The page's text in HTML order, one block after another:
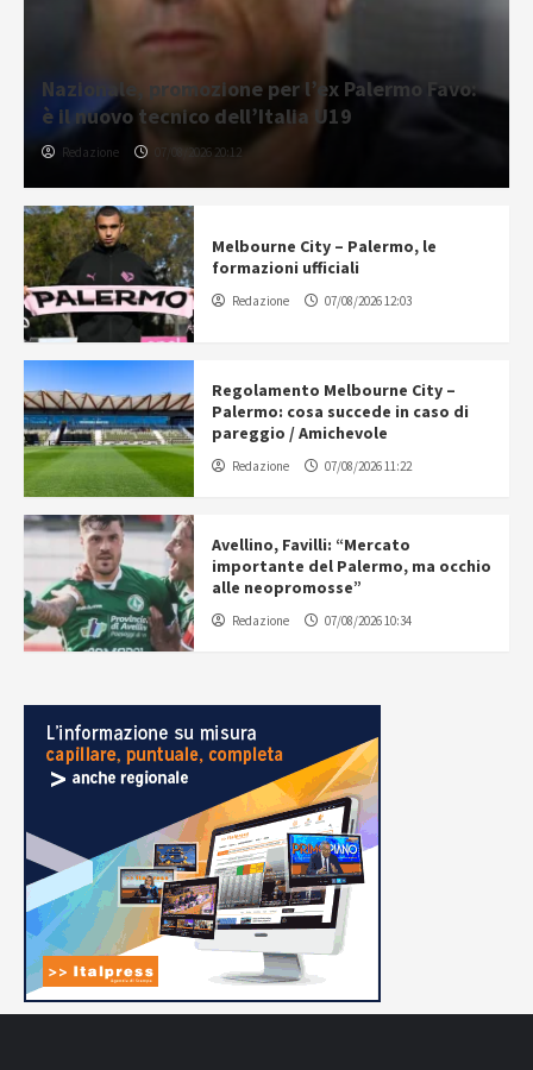
Nazionale, promozione per l’ex Palermo Favo:
è il nuovo tecnico dell’Italia U19
Redazione 07/08/2026 20:12
Melbourne City – Palermo, le
formazioni ufficiali
Redazione 07/08/2026 12:03
Regolamento Melbourne City –
Palermo: cosa succede in caso di
pareggio / Amichevole
Redazione 07/08/2026 11:22
Avellino, Favilli: “Mercato
importante del Palermo, ma occhio
alle neopromosse”
Redazione 07/08/2026 10:34